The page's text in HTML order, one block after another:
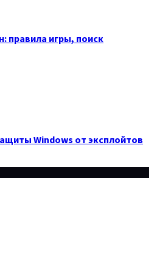
правила игры, поиск
Windows от эксплойтов